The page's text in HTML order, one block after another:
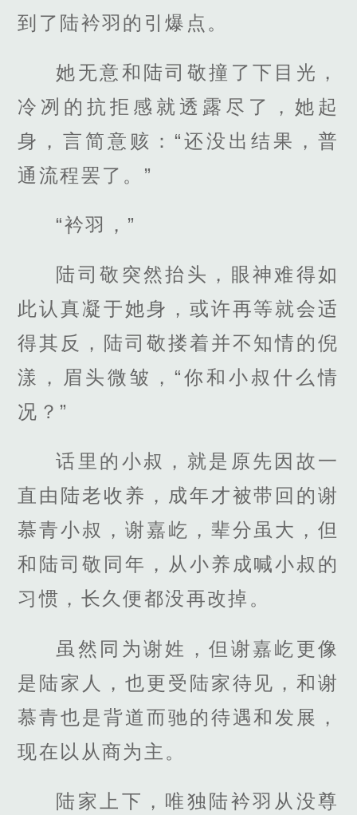
到了陆衿羽的引爆点。
她无意和陆司敬撞了下目光，
冷冽的抗拒感就透露尽了，她起
身，言简意赅：“还没出结果，普
通流程罢了。”
“衿羽，”
陆司敬突然抬头，眼神难得如
此认真凝于她身，或许再等就会适
得其反，陆司敬搂着并不知情的倪
漾，眉头微皱，“你和小叔什么情
况？”
话里的小叔，就是原先因故一
直由陆老收养，成年才被带回的谢
慕青小叔，谢嘉屹，辈分虽大，但
和陆司敬同年，从小养成喊小叔的
习惯，长久便都没再改掉。
虽然同为谢姓，但谢嘉屹更像
是陆家人，也更受陆家待见，和谢
慕青也是背道而驰的待遇和发展，
现在以从商为主。
陆家上下，唯独陆衿羽从没尊